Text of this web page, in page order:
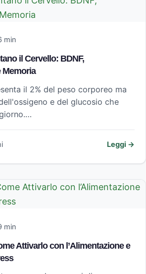
min
il Cervello: BDNF,
Memoria
il 2% del peso corporeo ma
e del glucosio che
Leggi →
min
Attivarlo con l’Alimentazione e